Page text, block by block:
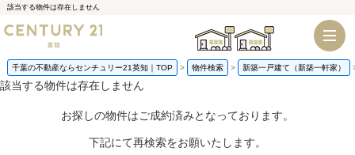
該当する物件は存在しません
千葉店 船橋店
千葉の不動産ならセンチュリー21英知｜TOP 物件検索 新築一戸建て（新築一軒家）
該当する物件は存在しません
お探しの物件はご成約済みとなっております。
下記にて再検索をお願いたします。